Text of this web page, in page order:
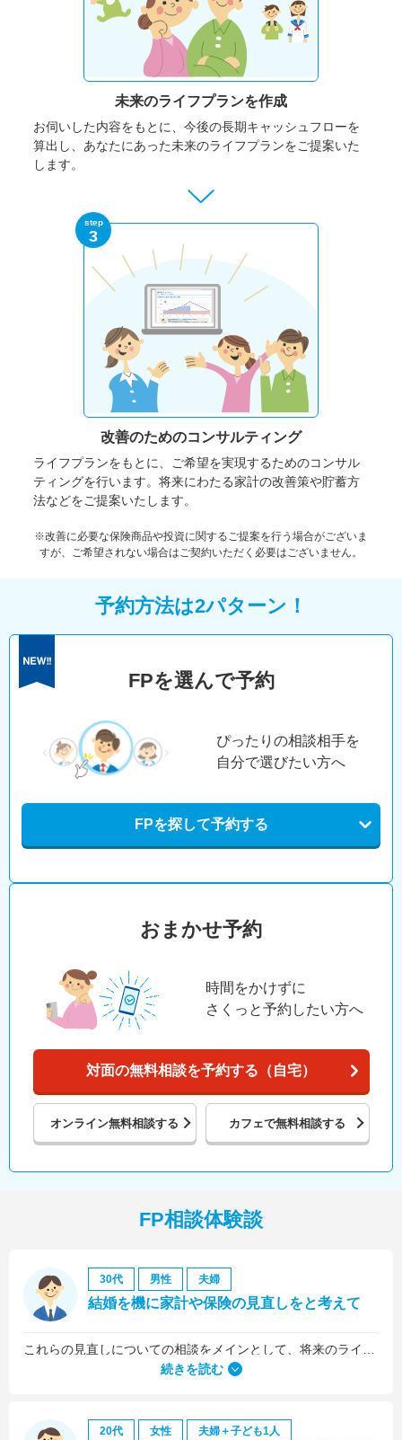
未来のライフプランを作成
お伺いした内容をもとに、今後の長期キャッシュフローを
算出し、あなたにあった未来のライフプランをご提案いた
します。
step
3
改善のためのコンサルティング
ライフプランをもとに、ご希望を実現するためのコンサル
ティングを行います。将来にわたる家計の改善策や貯蓄方
法などをご提案いたします。
※改善に必要な保険商品や投資に関するご提案を行う場合がございま
すが、ご希望されない場合はご契約いただく必要はございません。
予約方法は2パターン！
FPを選んで予約
ぴったりの相談相手を
自分で選びたい方へ
FPを探して予約する
おまかせ予約
時間をかけずに
さくっと予約したい方へ
対面の無料相談を予約する（自宅）
オンライン無料相談する カフェで無料相談する
FP相談体験談
30代 男性 夫婦
結婚を機に家計や保険の見直しをと考えて
続きを読む
20代 女性 夫婦＋子ども1人